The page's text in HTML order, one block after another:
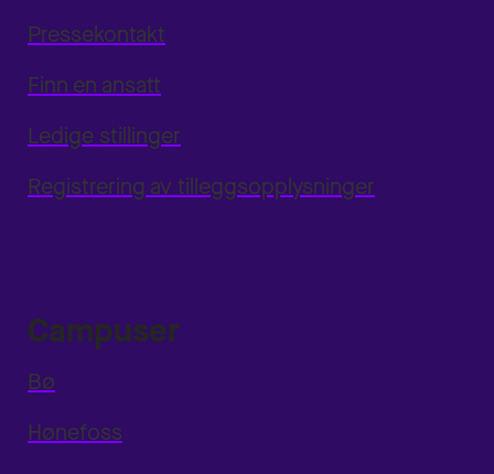
Pressekontakt
Finn en ansatt
Ledige stillinger
Registrering av tilleggsopplysninger
Campuser
Bø
Hønefoss